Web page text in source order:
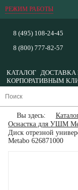
РЕЖИМ РАБОТЫ
8 (495) 108-24-45
8 (800) 777-82-57
КАТАЛОГ ДОСТАВКА
КОРПОРАТИВНЫМ
Вы здесь:
Оснастка для УШМ
Диск отрезной
Metabo 626871000